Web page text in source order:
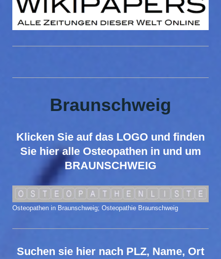
Braunschweig
Klicken Sie auf das LOGO und finden
Sie hier alle Osteopathen in und um
BRAUNSCHWEIG
Osteopathen in Braunschweig; Osteopathie Braunschweig
Suchen sie hier nach PLZ, Name, Ort